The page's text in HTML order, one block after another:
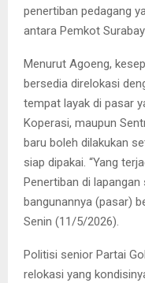
penertiban pedagang
antara Pemkot
Menurut Agoeng,
bersedia direlokasi
tempat layak di pasar
Koperasi, maupun
baru boleh dilakukan
siap dipakai. “Yang
Penertiban di
bangunannya (pasar)
Senin (11/5/2026).
Politisi senior Partai
relokasi yang